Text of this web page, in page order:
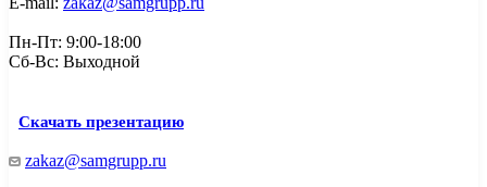
Пн-Пт: 9:00-18:00
Сб-Вс: Выходной
Скачать презентацию
zakaz@samgrupp.ru